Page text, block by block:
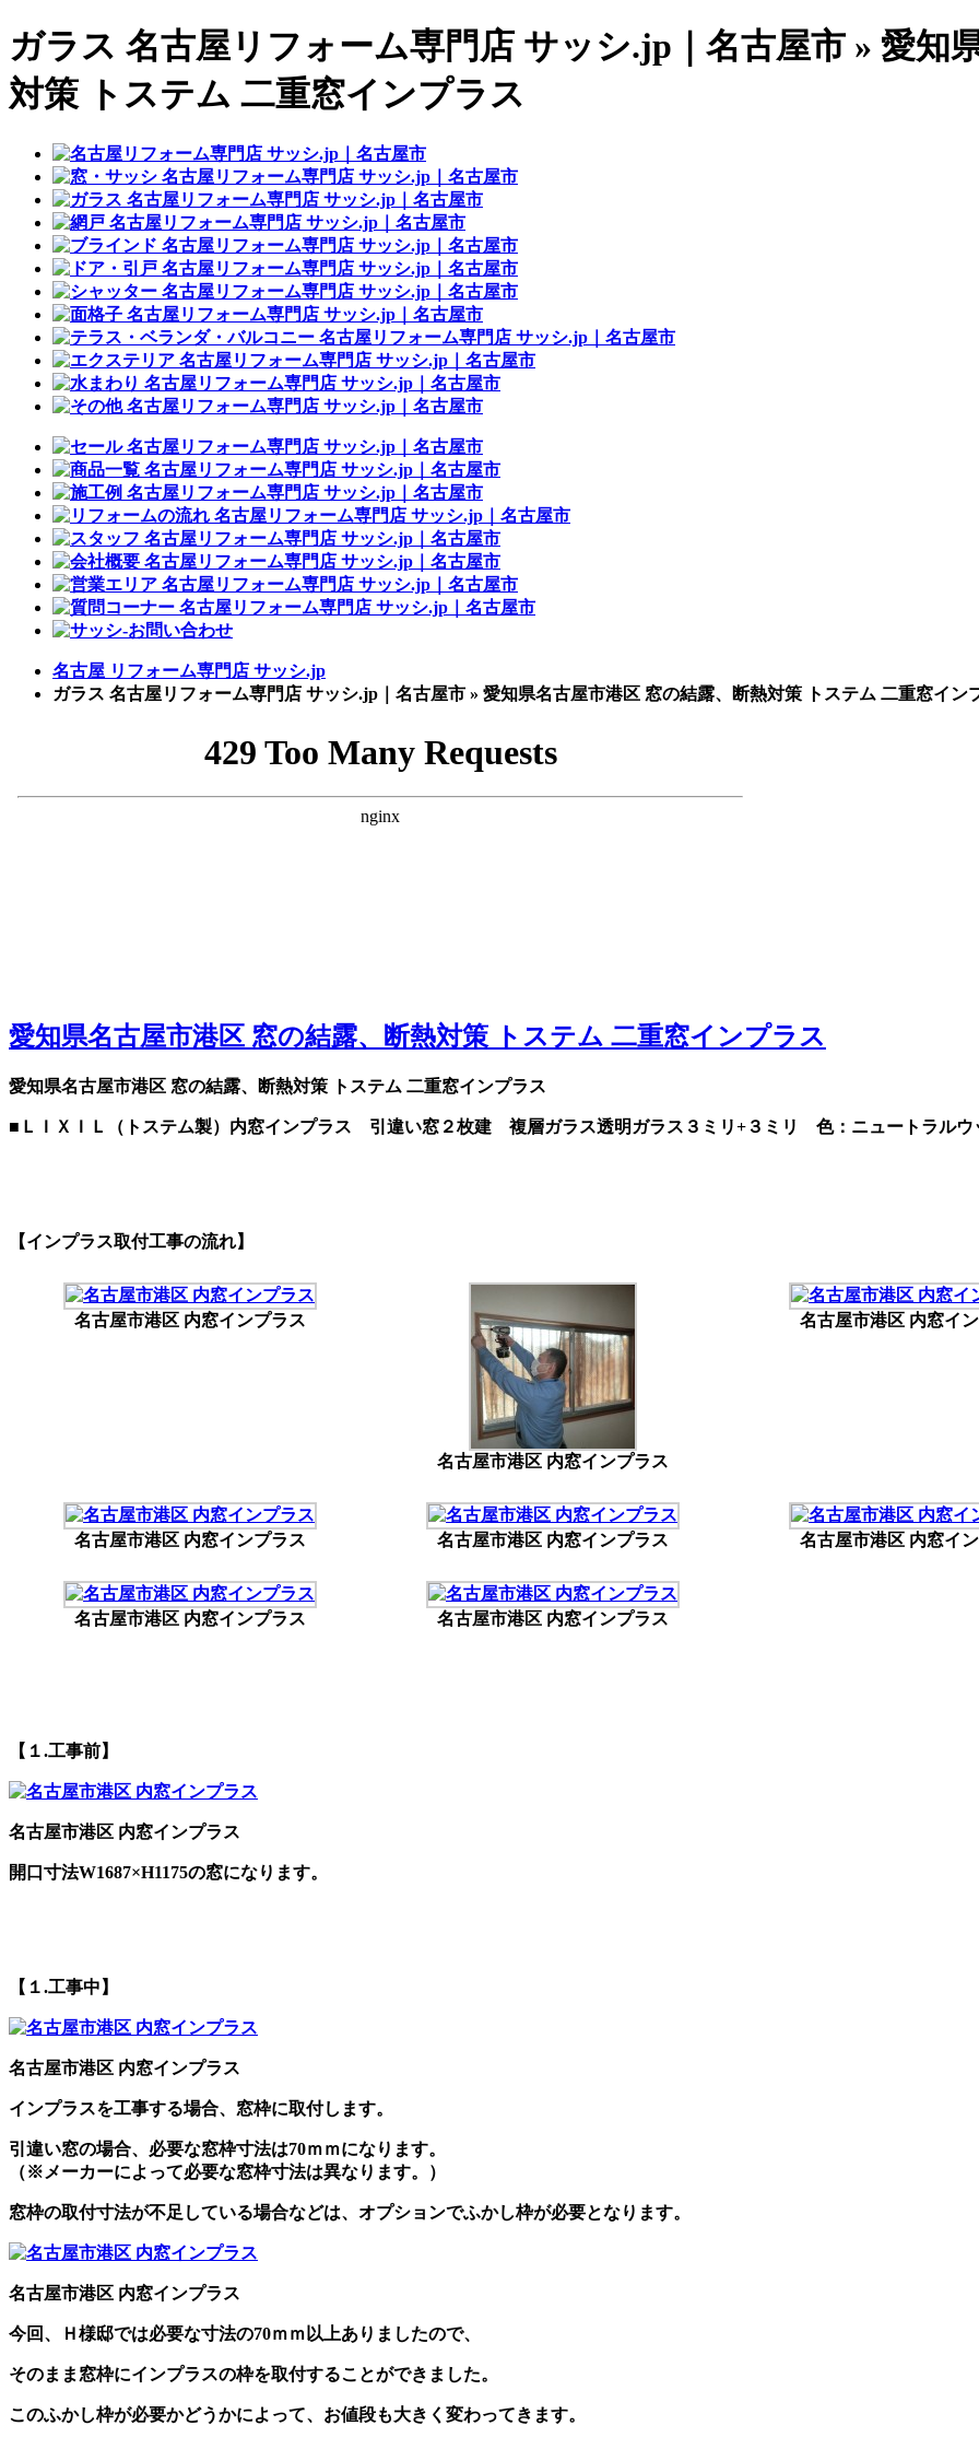
ガラス 名古屋リフォーム専門店 サッシ.jp｜名古屋市 » 愛知
対策 トステム 二重窓インプラス
名古屋 リフォーム専門店 サッシ.jp
ガラス 名古屋リフォーム専門店 サッシ.jp｜名古屋市 » 愛知県名古屋市港区 窓の結露、断熱対策 トステム 二重窓イ
愛知県名古屋市港区 窓の結露、断熱対策 トステム 二重窓インプラス
愛知県名古屋市港区 窓の結露、断熱対策 トステム 二重窓インプラス
■ＬＩＸＩＬ（トステム製）内窓インプラス 引違い窓２枚建 複層ガラス透明ガラス３ミリ+３ミリ 色：ニュートラルウ
【インプラス取付工事の流れ】
名古屋市港区 内窓インプラス
名古屋市港区 内窓インプラス
名古屋市港区 内窓イ
名古屋市港区 内窓インプラス 名古屋市港区 内窓インプラス 名古屋市港区 内窓イ
名古屋市港区 内窓インプラス 名古屋市港区 内窓インプラス
【１.工事前】
名古屋市港区 内窓インプラス
開口寸法W1687×H1175の窓になります。
【１.工事中】
名古屋市港区 内窓インプラス
インプラスを工事する場合、窓枠に取付します。
引違い窓の場合、必要な窓枠寸法は70ｍｍになります。
（※メーカーによって必要な窓枠寸法は異なります。）
窓枠の取付寸法が不足している場合などは、オプションでふかし枠が必要となります。
名古屋市港区 内窓インプラス
今回、Ｈ様邸では必要な寸法の70ｍｍ以上ありましたので、
そのまま窓枠にインプラスの枠を取付することができました。
このふかし枠が必要かどうかによって、お値段も大きく変わってきます。